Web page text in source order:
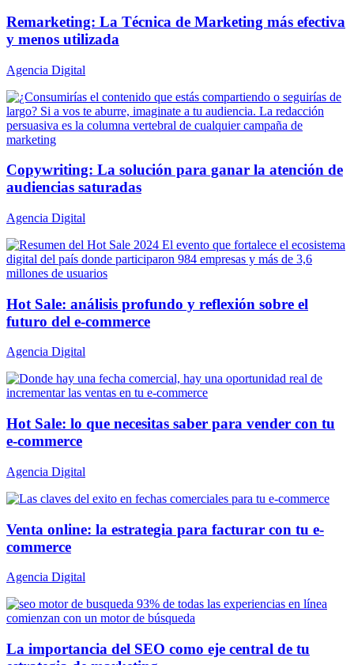
Remarketing: La Técnica de Marketing más efectiva
y menos utilizada
Agencia Digital
Copywriting: La solución para ganar la atención de
audiencias saturadas
Agencia Digital
Hot Sale: análisis profundo y reflexión sobre el
futuro del e-commerce
Agencia Digital
Hot Sale: lo que necesitas saber para vender con tu
e-commerce
Agencia Digital
Venta online: la estrategia para facturar con tu e-
commerce
Agencia Digital
La importancia del SEO como eje central de tu